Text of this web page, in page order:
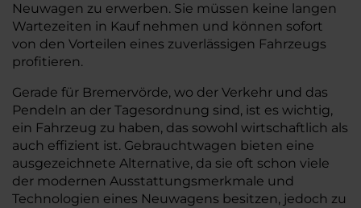
Neuwagen zu erwerben. Sie müssen keine langen
Wartezeiten in Kauf nehmen und können sofort
von den Vorteilen eines zuverlässigen Fahrzeugs
profitieren.
Gerade für Bremervörde, wo der Verkehr und das
Pendeln an der Tagesordnung sind, ist es wichtig,
ein Fahrzeug zu haben, das sowohl wirtschaftlich als
auch effizient ist. Gebrauchtwagen bieten eine
ausgezeichnete Alternative, da sie oft schon viele
der modernen Ausstattungsmerkmale und
Technologien eines Neuwagens besitzen, jedoch zu